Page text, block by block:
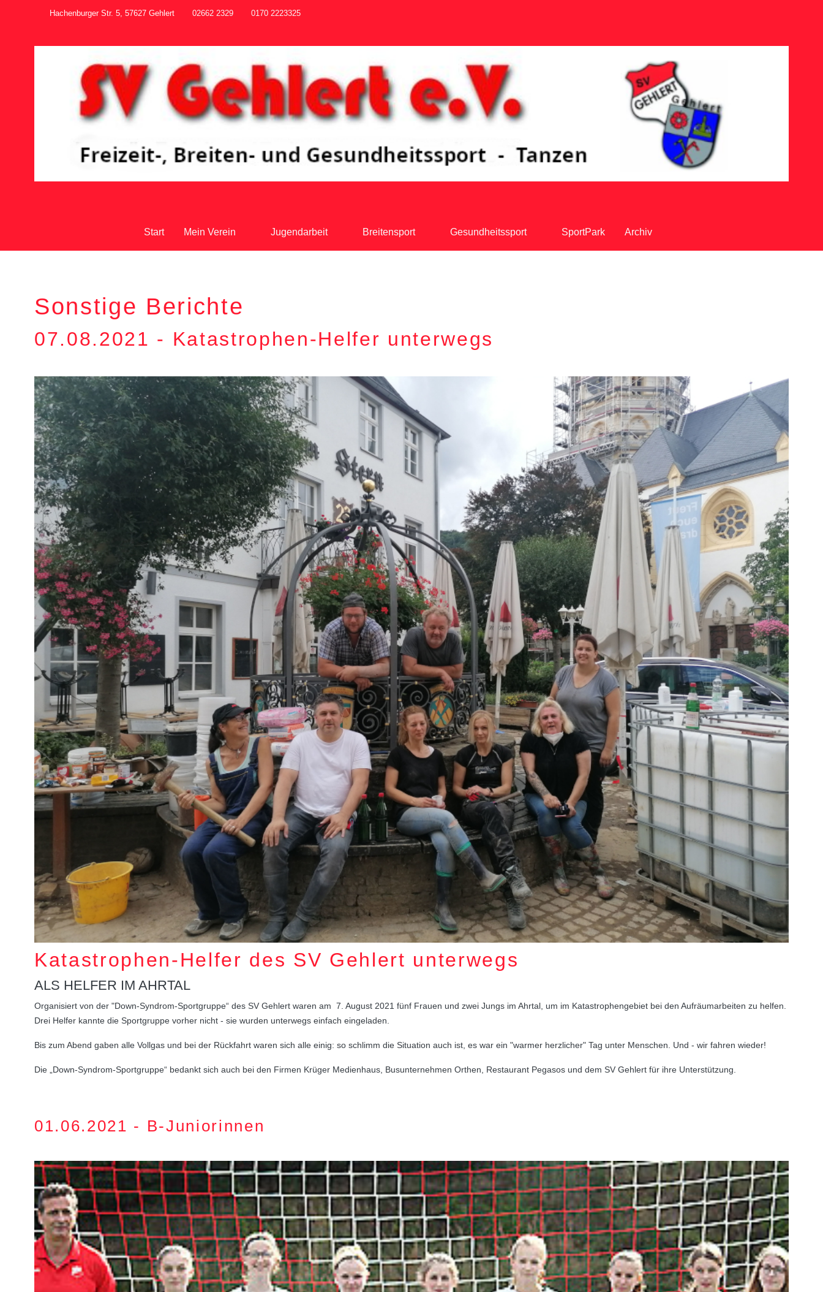
Hachenburger Str. 5, 57627 Gehlert 02662 2329 0170 2223325
Start Mein Verein Jugendarbeit Breitensport Gesundheitssport SportPark Archiv
Sonstige Berichte
07.08.2021 - Katastrophen-Helfer unterwegs
Katastrophen-Helfer des SV Gehlert unterwegs
ALS HELFER IM AHRTAL
Organisiert von der "Down-Syndrom-Sportgruppe“ des SV Gehlert waren am 7. August 2021 fünf Frauen und zwei Jungs im Ahrtal, um im Katastrophengebiet bei den Aufräumarbeiten zu helfen.
Drei Helfer kannte die Sportgruppe vorher nicht - sie wurden unterwegs einfach eingeladen.
Bis zum Abend gaben alle Vollgas und bei der Rückfahrt waren sich alle einig: so schlimm die Situation auch ist, es war ein "warmer herzlicher" Tag unter Menschen. Und - wir fahren wieder!
Die „Down-Syndrom-Sportgruppe“ bedankt sich auch bei den Firmen Krüger Medienhaus, Busunternehmen Orthen, Restaurant Pegasos und dem SV Gehlert für ihre Unterstützung.
01.06.2021 - B-Juniorinnen